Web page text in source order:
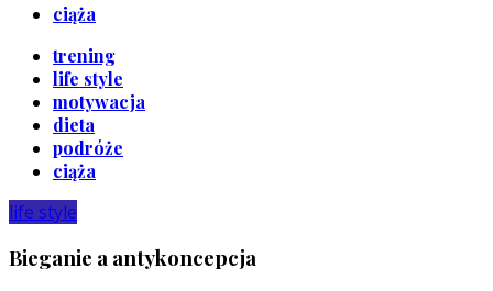
ciąża
trening
life style
motywacja
dieta
podróże
ciąża
life style
Bieganie a antykoncepcja